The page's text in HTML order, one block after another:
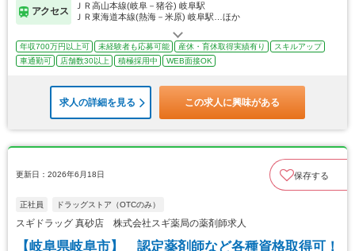
アクセス
ＪＲ高山本線(岐阜－猪谷) 岐阜駅
ＪＲ東海道本線(熱海－米原) 岐阜駅…ほか
年収700万円以上可 未経験者も応募可能 産休・育休取得実績有り
スキルアップ
車通勤可
店舗数30以上 積極採用中 WEB面接OK
求人の詳細を見る この求人に興味がある
更新日：2026年6月18日 保存する
正社員 ドラッグストア（OTCのみ）
スギドラッグ 真砂店 株式会社スギ薬局の薬剤師求人
【岐阜県岐阜市】 認定薬剤師など各種資格取得可！